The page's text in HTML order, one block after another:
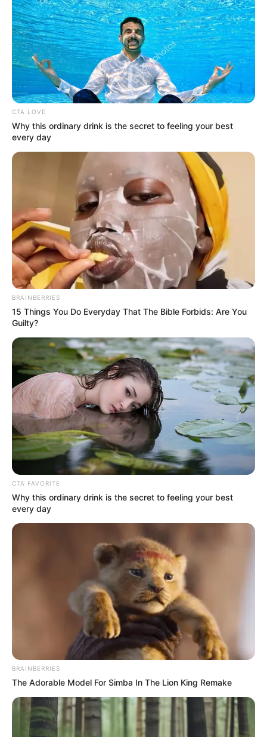
TEMPORADA SECA
¡Qué calor!
Barrancabermeja, en
alerta por altas
temperaturas y llegada de
una intensa temporada
CARTAGENA
¿Adiós a las altas
temperaturas? Ideam
entrega un nuevo
pronóstico para Cartagena
CLIMA
Clima en Cartagena para
el mes de junio: ¿seguirán
llegarán las lluvias?
LLUVIAS
¿Cuándo comenzarán las
lluvias en Cartagena? Esto
dice el IDEAM sobre el fin
de los días sofocantes
FENÓMENO
Santander pasa de las
calamidad pública por
climáticas
CARGAR MÁS
TEMAS DESTACADOS
EMERGENCIAS POR LLUVIAS
FUERTES LLUVIAS
VIA AL LLANO
LIGA BETPLAY
METRO DE MEDELLÍN
CORTES DE LUZ
CORTES DE AGUA
FENÓMENO DEL NIÑO
CTA LOVE
Why this ordinary drink is the secret to feeling your best
every day
BRAINBERRIES
15 Things You Do Everyday That The Bible Forbids: Are You
Guilty?
CTA FAVORITE
Why this ordinary drink is the secret to feeling your best
every day
BRAINBERRIES
The Adorable Model For Simba In The Lion King Remake